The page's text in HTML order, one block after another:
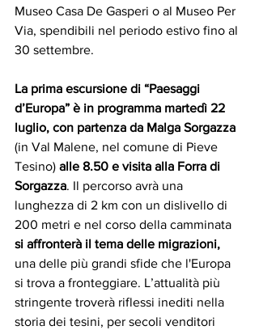
Museo Casa De Gasperi o al Museo Per
Via, spendibili nel periodo estivo fino al
30 settembre.
La prima escursione di “Paesaggi
d’Europa” è in programma martedì 22
luglio, con partenza da Malga Sorgazza
(in Val Malene, nel comune di Pieve
Tesino) alle 8.50 e visita alla Forra di
Sorgazza. Il percorso avrà una
lunghezza di 2 km con un dislivello di
200 metri e nel corso della camminata
si affronterà il tema delle migrazioni,
una delle più grandi sfide che l'Europa
si trova a fronteggiare. L’attualità più
stringente troverà riflessi inediti nella
storia dei tesini, per secoli venditori